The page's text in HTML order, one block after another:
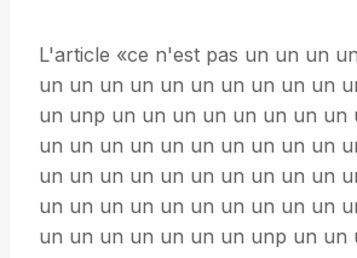
L'article «ce n'est pas un un un
un un un un un un un un un un
un unp un un un un un un un un
un un un un un un un un un un
un un un un un un un un un un
un un un un un un un un un un
un un un un un un un unp un un